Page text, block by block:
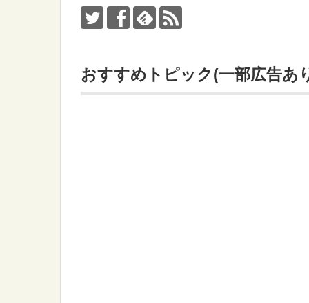
おすすめトピック(一部広告あ